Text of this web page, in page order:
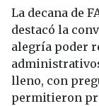
La decana de
destacó la
alegría poder
lleno, con
permitieron